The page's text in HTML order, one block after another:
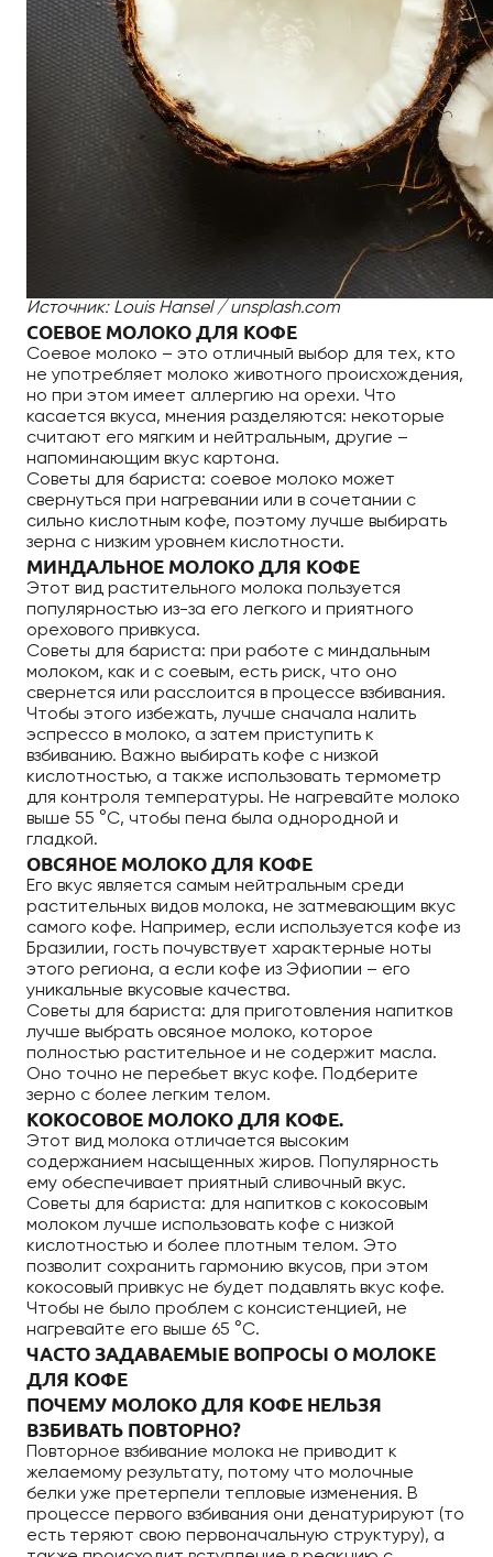
Источник: Louis Hansel / unsplash.com
СОЕВОЕ МОЛОКО ДЛЯ КОФЕ
Соевое молоко – это отличный выбор для тех, кто
не употребляет молоко животного происхождения,
но при этом имеет аллергию на орехи. Что
касается вкуса, мнения разделяются: некоторые
считают его мягким и нейтральным, другие –
напоминающим вкус картона.
Советы для бариста: соевое молоко может
свернуться при нагревании или в сочетании с
сильно кислотным кофе, поэтому лучше выбирать
зерна с низким уровнем кислотности.
МИНДАЛЬНОЕ МОЛОКО ДЛЯ КОФЕ
Этот вид растительного молока пользуется
популярностью из-за его легкого и приятного
орехового привкуса.
Советы для бариста: при работе с миндальным
молоком, как и с соевым, есть риск, что оно
свернется или расслоится в процессе взбивания.
Чтобы этого избежать, лучше сначала налить
эспрессо в молоко, а затем приступить к
взбиванию. Важно выбирать кофе с низкой
кислотностью, а также использовать термометр
для контроля температуры. Не нагревайте молоко
выше 55 °C, чтобы пена была однородной и
гладкой.
ОВСЯНОЕ МОЛОКО ДЛЯ КОФЕ
Его вкус является самым нейтральным среди
растительных видов молока, не затмевающим вкус
самого кофе. Например, если используется кофе из
Бразилии, гость почувствует характерные ноты
этого региона, а если кофе из Эфиопии – его
уникальные вкусовые качества.
Советы для бариста: для приготовления напитков
лучше выбрать овсяное молоко, которое
полностью растительное и не содержит масла.
Оно точно не перебьет вкус кофе. Подберите
зерно с более легким телом.
КОКОСОВОЕ МОЛОКО ДЛЯ КОФЕ.
Этот вид молока отличается высоким
содержанием насыщенных жиров. Популярность
ему обеспечивает приятный сливочный вкус.
Советы для бариста: для напитков с кокосовым
молоком лучше использовать кофе с низкой
кислотностью и более плотным телом. Это
позволит сохранить гармонию вкусов, при этом
кокосовый привкус не будет подавлять вкус кофе.
Чтобы не было проблем с консистенцией, не
нагревайте его выше 65 °C.
ЧАСТО ЗАДАВАЕМЫЕ ВОПРОСЫ О МОЛОКЕ
ДЛЯ КОФЕ
ПОЧЕМУ МОЛОКО ДЛЯ КОФЕ НЕЛЬЗЯ
ВЗБИВАТЬ ПОВТОРНО?
Повторное взбивание молока не приводит к
желаемому результату, потому что молочные
белки уже претерпели тепловые изменения. В
процессе первого взбивания они денатурируют (то
есть теряют свою первоначальную структуру), а